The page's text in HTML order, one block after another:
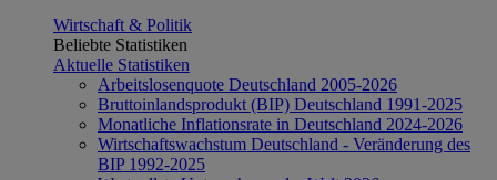
Wirtschaft & Politik
Beliebte Statistiken
Aktuelle Statistiken
Arbeitslosenquote Deutschland 2005-2026
Bruttoinlandsprodukt (BIP) Deutschland 1991-2025
Monatliche Inflationsrate in Deutschland 2024-2026
Wirtschaftswachstum Deutschland - Veränderung des
BIP 1992-2025